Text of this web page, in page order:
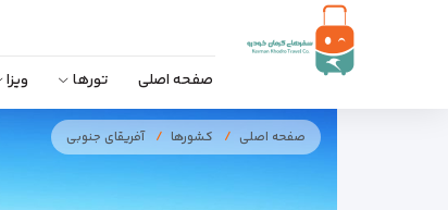
صفحه اصلی تورها ویزا
صفحه اصلی کشورها آفریقای جنوبی